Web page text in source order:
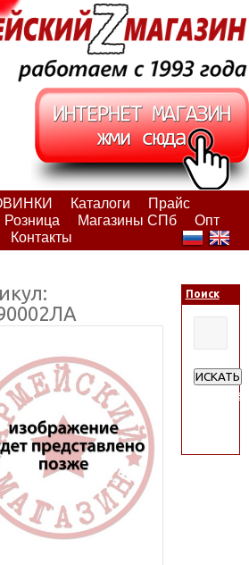
Каталоги
Прайс
Розница Магазины СПб
Опт
Контакты
Поиск
ИСКАТЬ